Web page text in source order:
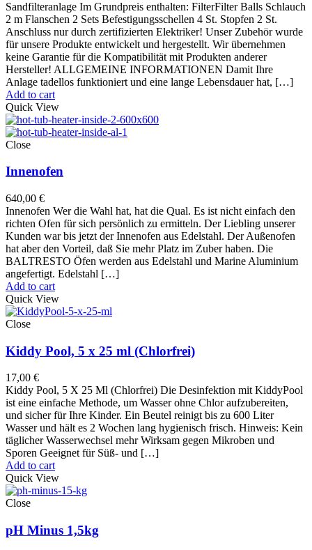
Sandfilteranlage Im Grundpreis enthalten: FilterFilter Balls Schlauch
2 m Flanschen 2 Sets Befestigungsschellen 4 St. Stopfen 2 St.
Anschluss nur durch zertifizierten Elektriker! Unser Zubehör wurde
für unsere Produkte entwickelt und hergestellt. Wir übernehmen
keine Garantie für die Kompatibilität mit Produkten anderer
Hersteller! ALLGEMEINE INFORMATIONEN Damit Ihre
Anlage tadellos funktioniert und eine lange Lebensdauer hat, […]
Add to cart
Quick View
Close
Innenofen
640,00 €
Innenofen Wer die Wahl hat, hat die Qual. Es ist nicht einfach den
richten Ofen für sich persönlich zu ermitteln. Der Liebling unserer
Kunden war bis jetzt der Innenofen aus Edelstahl. Der Außenofen
hat aber den Vorteil, daß Sie mehr Platz im Zuber haben. Die
BALTRESTO Öfen werden aus Edelstahl und Marine Aluminium
angefertigt. Edelstahl […]
Add to cart
Quick View
Close
Kiddy Pool, 5 x 25 ml (Chlorfrei)
17,00 €
Kiddy Pool, 5 X 25 Ml (Chlorfrei) Die Desinfektion mit KiddyPool
ist eine einfache Methode, um Wasser ohne Chlor aufzubereiten,
und sicher für Ihre Kinder. Ein Beutel reinigt bis zu 600 Liter
Wasser und hält es 2 Wochen lang hygienisch frisch. Hinweis: Kein
täglicher Wasserwechsel mehr Wirksam gegen Mikroben und
Sporen Geeignet für Süß- und […]
Add to cart
Quick View
Close
pH Minus 1,5kg